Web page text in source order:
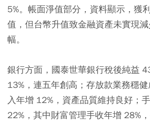
5%。帳面淨值部分，資料顯示，獲
值，但台幣升值致金融資產未實現
幅。
銀行方面，國泰世華銀行稅後純益
13%，連五年創高；存放款業務穩
入年增 12%，資產品質維持良好；
22%，其中財富管理手收年增 28%